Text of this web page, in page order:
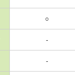
○
-
-